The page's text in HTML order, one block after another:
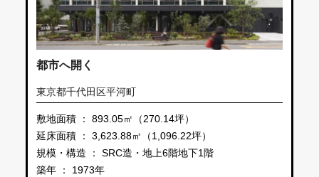
都市へ開く
東京都千代田区平河町
敷地面積 ： 893.05㎡（270.14坪）
延床面積 ： 3,623.88㎡（1,096.22坪）
規模・構造 ： SRC造・地上6階地下1階
築年 ： 1973年